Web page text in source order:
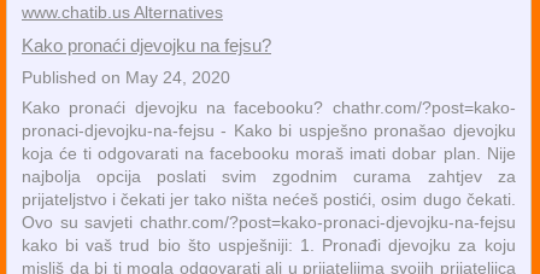
www.chatib.us Alternatives
Kako pronaći djevojku na fejsu?
Published on May 24, 2020
Kako pronaći djevojku na facebooku? chathr.com/?post=kako-
pronaci-djevojku-na-fejsu - Kako bi uspješno pronašao djevojku
koja će ti odgovarati na facebooku moraš imati dobar plan. Nije
najbolja opcija poslati svim zgodnim curama zahtjev za
prijateljstvo i čekati jer tako ništa nećeš postići, osim dugo čekati.
Ovo su savjeti chathr.com/?post=kako-pronaci-djevojku-na-fejsu
kako bi vaš trud bio što uspješniji: 1. Pronađi djevojku za koju
misliš da bi ti mogla odgovarati ali u prijateljima svojih prijateljica